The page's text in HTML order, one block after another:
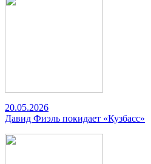
20.05.2026
Давид Фиэль покидает «Кузбасс»